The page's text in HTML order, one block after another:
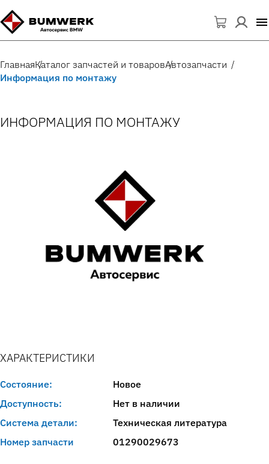
ГлавнаяКаталог запчастей и товаровАвтозапчасти
Информация по монтажу
ИНФОРМАЦИЯ ПО МОНТАЖУ
ХАРАКТЕРИСТИКИ
Состояние:
Новое
Доступность:
Нет в наличии
Система детали:
Техническая литература
Номер запчасти
01290029673